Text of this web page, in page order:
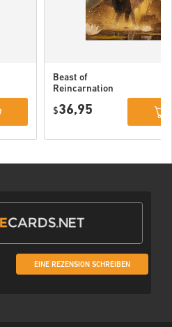
Beast of
Reincarnation
$36,95
EINE REZENSION SCHREIBEN